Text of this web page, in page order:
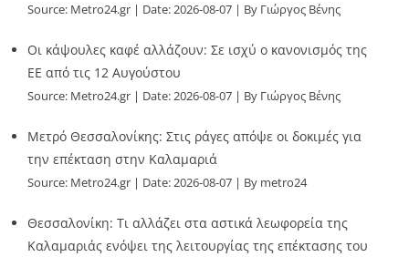
Source: Metro24.gr Date: 2026-08-07 By Γιώργος Βένης
Οι κάψουλες καφέ αλλάζουν: Σε ισχύ ο κανονισμός της
ΕΕ από τις 12 Αυγούστου
Source: Metro24.gr Date: 2026-08-07 By Γιώργος Βένης
Μετρό Θεσσαλονίκης: Στις ράγες απόψε οι δοκιμές για
την επέκταση στην Καλαμαριά
Source: Metro24.gr Date: 2026-08-07 By metro24
Θεσσαλονίκη: Τι αλλάζει στα αστικά λεωφορεία της
Καλαμαριάς ενόψει της λειτουργίας της επέκτασης του